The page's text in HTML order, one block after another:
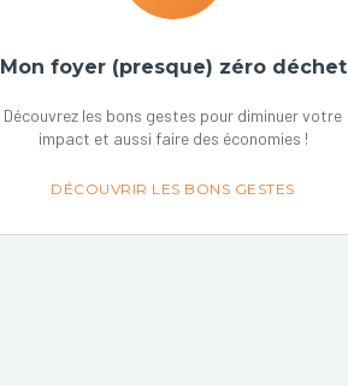
Mon foyer (presque) zéro déchet
Découvrez les bons gestes pour diminuer votre
impact et aussi faire des économies !
DÉCOUVRIR LES BONS GESTES